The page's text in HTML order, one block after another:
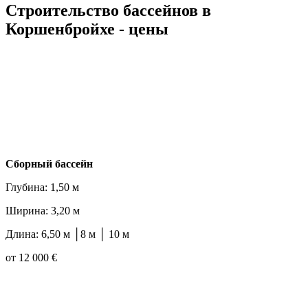
Строительство бассейнов в
Коршенбройхе - цены
Cборный бассейн
Глубина: 1,50 м
Ширина: 3,20 м
Длина: 6,50 м │8 м │ 10 м
от 12 000 €